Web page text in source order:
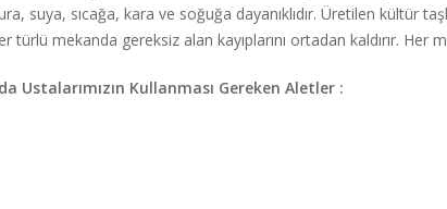
suya, sıcağa, kara ve soğuğa dayanıklıdır. Üretilen kültür
mekanda gereksiz alan kayıplarını ortadan kaldırır.
Ustalarımızın Kullanması Gereken Aletler :